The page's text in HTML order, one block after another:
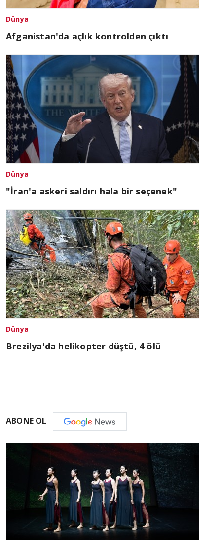
Dünya
Afganistan'da açlık kontrolden çıktı
Dünya
"İran'a askeri saldırı hala bir seçenek"
Dünya
Brezilya'da helikopter düştü, 4 ölü
ABONE OL